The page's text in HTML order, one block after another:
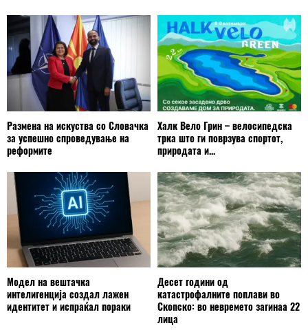
Размена на искуства со Словачка
за успешно спроведување на
реформите
Халк Вело Грин – велосипедска
трка што ги поврзува спортот,
природата и...
Модел на вештачка
интелигенција создал лажен
идентитет и испраќал пораки
Десет години од
катастрофалните поплави во
Скопско: во невремето загинаа 22
лица